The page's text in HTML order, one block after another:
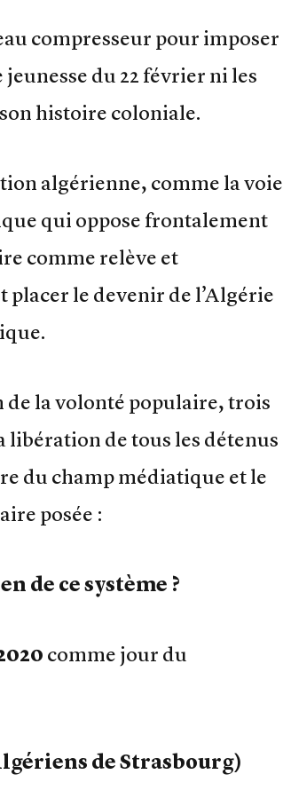
compresseur pour imposer
du 22 février ni les
histoire coloniale.
algérienne, comme la voie
qui oppose frontalement
comme relève et
le devenir de l’Algérie
de la volonté populaire, trois
libération de tous les détenus
du champ médiatique et le
posée :
de ce système ?
comme jour du
de Strasbourg)